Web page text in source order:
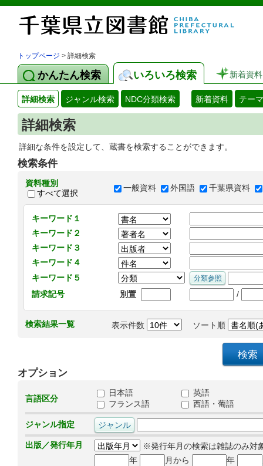
トップページ > 詳細検索
かんたん検索 いろいろ検索 新着資料
詳細検索 ジャンル検索 NDC分類検索 新着資料 テー
詳細検索
詳細な条件を設定して、蔵書を検索することができます。
検索条件
資料種別
すべて選択
一般資料 外国語 千葉県資料
キーワード１
キーワード２
キーワード３
キーワード４
キーワード５
請求記号
別置 /
検索結果一覧 表示件数 ソート順
オプション
言語区分
日本語
英語
フランス語
西語・葡語
ジャンル指定
出版／発行年月
※発行年月の検索は雑誌のみ対
年
月から 年